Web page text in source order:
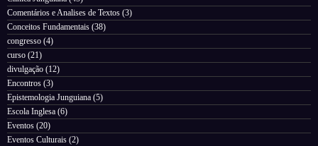
Comentários e Analises de Textos (3)
Conceitos Fundamentais (38)
congresso (4)
curso (21)
divulgação (12)
Encontros (3)
Epistemologia Junguiana (5)
Escola Inglesa (6)
Eventos (20)
Eventos Culturais (2)